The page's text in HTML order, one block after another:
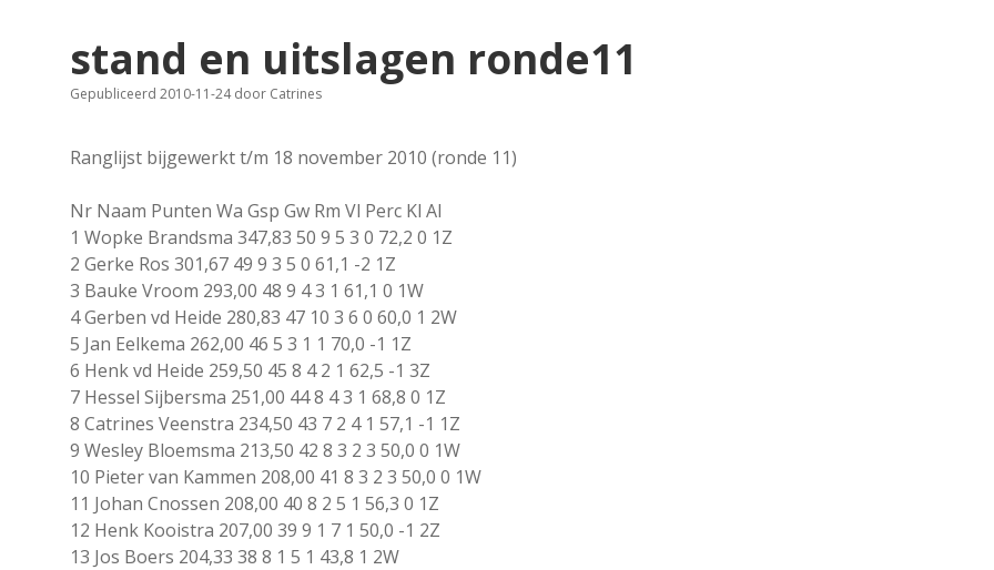
stand en uitslagen ronde11
Gepubliceerd 2010-11-24door Catrines
Ranglijst bijgewerkt t/m 18 november 2010 (ronde 11)
Nr Naam Punten Wa Gsp Gw Rm Vl Perc Kl Al
1 Wopke Brandsma 347,83 50 9 5 3 0 72,2 0 1Z
2 Gerke Ros 301,67 49 9 3 5 0 61,1 -2 1Z
3 Bauke Vroom 293,00 48 9 4 3 1 61,1 0 1W
4 Gerben vd Heide 280,83 47 10 3 6 0 60,0 1 2W
5 Jan Eelkema 262,00 46 5 3 1 1 70,0 -1 1Z
6 Henk vd Heide 259,50 45 8 4 2 1 62,5 -1 3Z
7 Hessel Sijbersma 251,00 44 8 4 3 1 68,8 0 1Z
8 Catrines Veenstra 234,50 43 7 2 4 1 57,1 -1 1Z
9 Wesley Bloemsma 213,50 42 8 3 2 3 50,0 0 1W
10 Pieter van Kammen 208,00 41 8 3 2 3 50,0 0 1W
11 Johan Cnossen 208,00 40 8 2 5 1 56,3 0 1Z
12 Henk Kooistra 207,00 39 9 1 7 1 50,0 -1 2Z
13 Jos Boers 204,33 38 8 1 5 1 43,8 1 2W